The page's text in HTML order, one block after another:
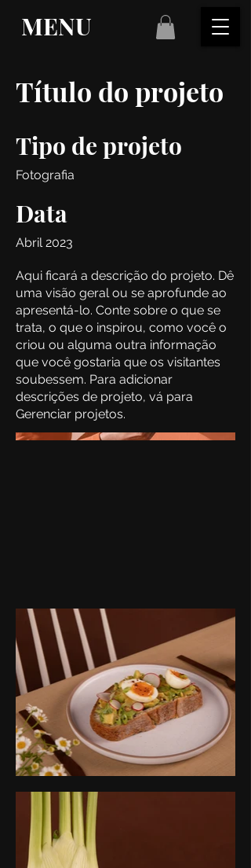
MENU
Título do projeto
Tipo de projeto
Fotografia
Data
Abril 2023
Aqui ficará a descrição do projeto. Dê
uma visão geral ou se aprofunde ao
apresentá-lo. Conte sobre o que se
trata, o que o inspirou, como você o
criou ou alguma outra informação
que você gostaria que os visitantes
soubessem. Para adicionar
descrições de projeto, vá para
Gerenciar projetos.